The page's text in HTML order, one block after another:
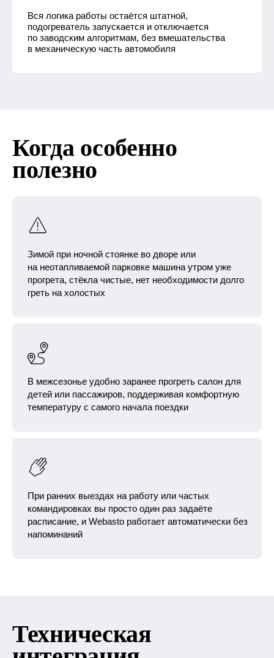
Вся логика работы остаётся штатной,
подогреватель запускается и отключается
по заводским алгоритмам, без вмешательства
в механическую часть автомобиля
Зимой при ночной стоянке во дворе или
на неотапливаемой парковке машина утром уже
прогрета, стёкла чистые, нет необходимости долго
греть на холостых
В межсезонье удобно заранее прогреть салон для
детей или пассажиров, поддерживая комфортную
температуру с самого начала поездки
При ранних выездах на работу или частых
командировках вы просто один раз задаёте
расписание, и Webasto работает автоматически без
напоминаний
Когда особенно
полезно
Техническая